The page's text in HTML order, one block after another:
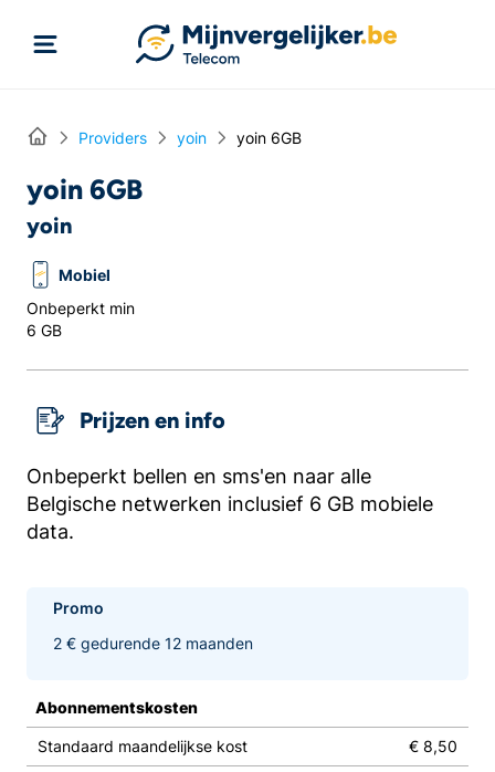
Home Providers yoin yoin 6GB
yoin 6GB
yoin
Mobiel
Onbeperkt min
6 GB
Prijzen en info
Onbeperkt bellen en sms'en naar alle
Belgische netwerken inclusief 6 GB mobiele
data.
Promo
2 € gedurende 12 maanden
Abonnementskosten
Standaard maandelijkse kost € 8,50